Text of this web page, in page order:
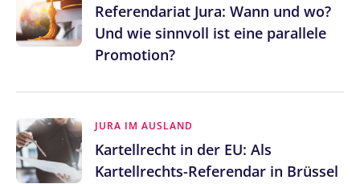
Referendariat Jura: Wann und wo?
Und wie sinnvoll ist eine parallele
Promotion?
JURA IM AUSLAND
Kartellrecht in der EU: Als
Kartellrechts-Referendar in Brüssel